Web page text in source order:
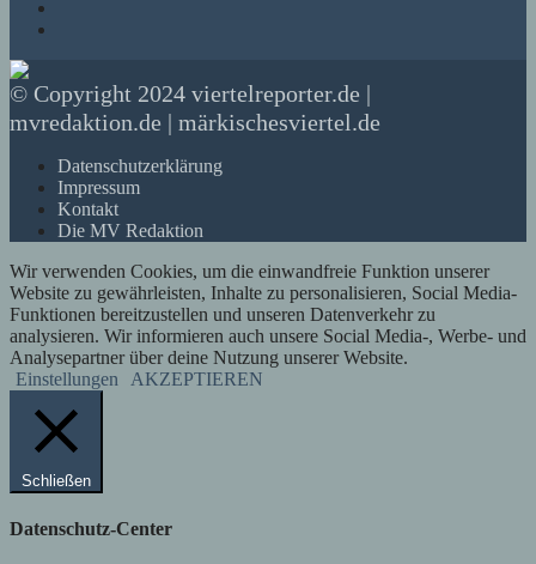
© Copyright 2024 viertelreporter.de |
mvredaktion.de | märkischesviertel.de
Datenschutzerklärung
Impressum
Kontakt
Die MV Redaktion
Wir verwenden Cookies, um die einwandfreie Funktion unserer
Website zu gewährleisten, Inhalte zu personalisieren, Social Media-
Funktionen bereitzustellen und unseren Datenverkehr zu
analysieren. Wir informieren auch unsere Social Media-, Werbe- und
Analysepartner über deine Nutzung unserer Website.
Einstellungen
AKZEPTIEREN
Schließen
Datenschutz-Center